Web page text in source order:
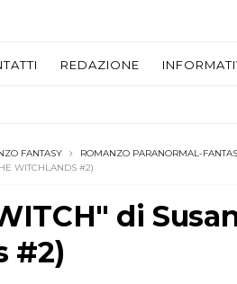
REDAZIONE
FANTASY
ROMANZO PARANORMAL-
WITCHLANDS #2)
di
#2)